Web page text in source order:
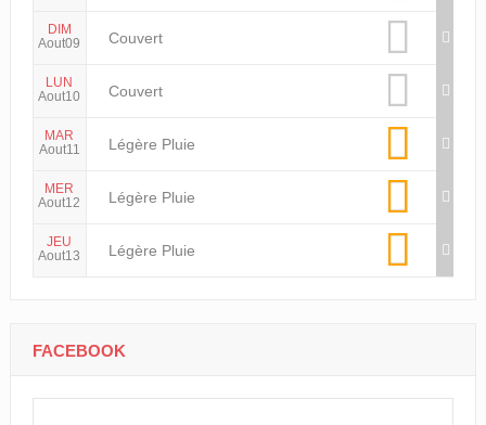
DIM
Aout09
Couvert
LUN
Aout10
Couvert
MAR
Aout11
Légère Pluie
MER
Aout12
Légère Pluie
JEU
Aout13
Légère Pluie
FACEBOOK